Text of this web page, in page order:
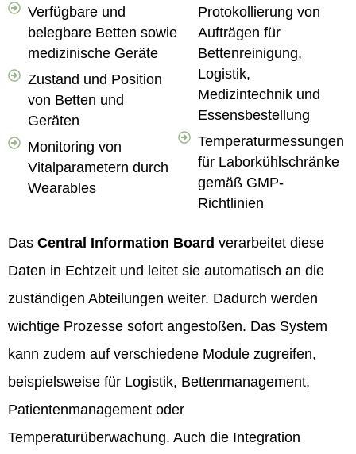
Verfügbare und
belegbare Betten sowie
medizinische Geräte
Zustand und Position
von Betten und
Geräten
Monitoring von
Vitalparametern durch
Wearables
Protokollierung von
Aufträgen für
Bettenreinigung,
Logistik,
Medizintechnik und
Essensbestellung
Temperaturmessungen
für Laborkühlschränke
gemäß GMP-
Richtlinien
Das Central Information Board verarbeitet diese
Daten in Echtzeit und leitet sie automatisch an die
zuständigen Abteilungen weiter. Dadurch werden
wichtige Prozesse sofort angestoßen. Das System
kann zudem auf verschiedene Module zugreifen,
beispielsweise für Logistik, Bettenmanagement,
Patientenmanagement oder
Temperaturüberwachung. Auch die Integration